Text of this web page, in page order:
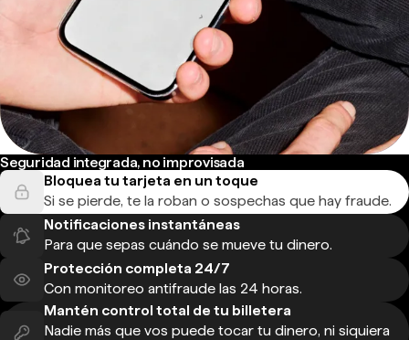
Seguridad integrada, no improvisada
Bloquea tu tarjeta en un toque
Si se pierde, te la roban o sospechas que hay fraude.
Notificaciones instantáneas
Para que sepas cuándo se mueve tu dinero.
Protección completa 24/7
Con monitoreo antifraude las 24 horas.
Mantén control total de tu billetera
Nadie más que vos puede tocar tu dinero, ni siquiera